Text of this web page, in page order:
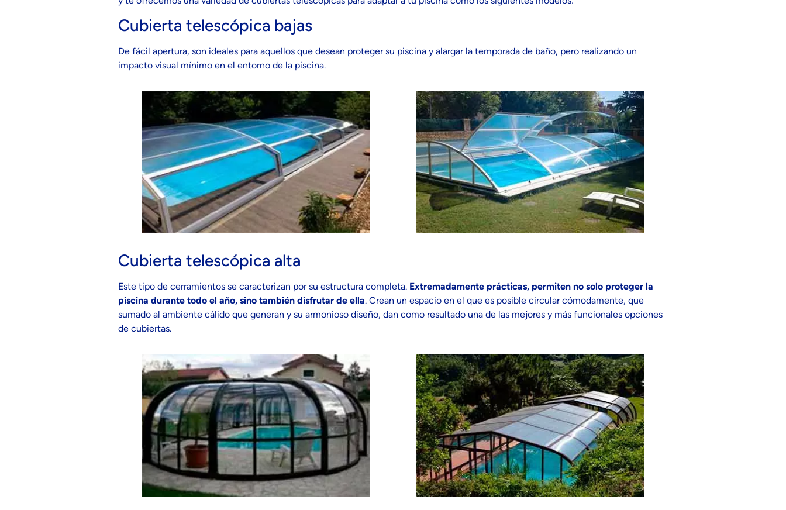
Cubierta telescópica bajas
De fácil apertura, son ideales para aquellos que desean proteger su piscina y alargar la temporada de baño, pero realizando un
impacto visual mínimo en el entorno de la piscina.
Cubierta telescópica alta
Este tipo de cerramientos se caracterizan por su estructura completa. Extremadamente prácticas, permiten no solo proteger la
piscina durante todo el año, sino también disfrutar de ella. Crean un espacio en el que es posible circular cómodamente, que
sumado al ambiente cálido que generan y su armonioso diseño, dan como resultado una de las mejores y más funcionales opciones
de cubiertas.